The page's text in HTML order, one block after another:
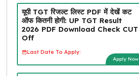
यूपी TGT रिजल्ट लिस्ट PDF में देखें कट
ऑफ कितनी होगी: UP TGT Result
2026 PDF Download Check CUT
Off
Last Date To Apply:
Apply Now